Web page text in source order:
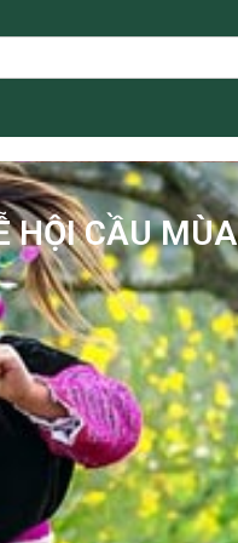
HỘI CẦU MÙA